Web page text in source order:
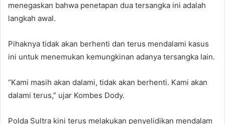
menegaskan bahwa penetapan dua tersangka ini adalah
langkah awal.
Pihaknya tidak akan berhenti dan terus mendalami kasus
ini untuk menemukan kemungkinan adanya tersangka lain.
“Kami masih akan dalami, tidak akan berhenti. Kami akan
dalami terus,” ujar Kombes Dody.
Polda Sultra kini terus melakukan penyelidikan mendalam